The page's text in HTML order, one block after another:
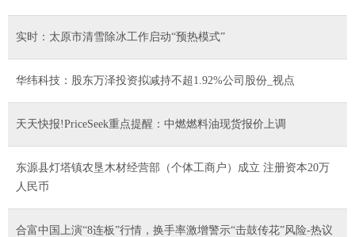
实时：太原市清雪除冰工作启动“预热模式”
华纬科技：股东万泽投资拟减持不超1.92%公司股份_视点
天天快报!PriceSeek重点提醒：中燃燃料油现货报价上调
东源县灯塔镇农垦木材经营部（个体工商户）成立 注册资本20万
人民币
合富中国上演“8连板”行情，换手率激增警示“击鼓传花”风险-热议